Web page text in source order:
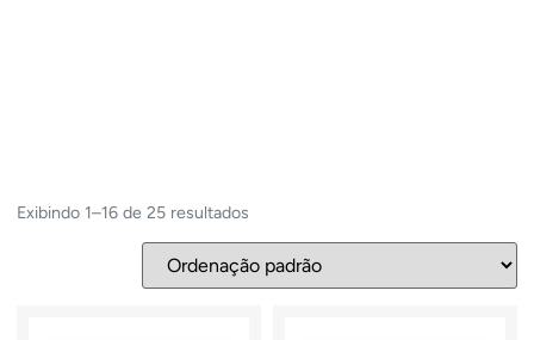
Exibindo 1–16 de 25 resultados